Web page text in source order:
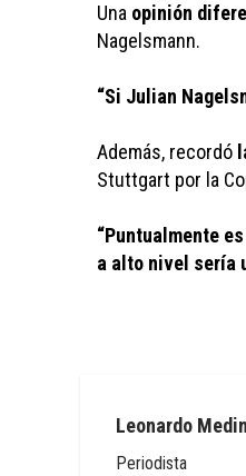
Una opinión
Nagelsmann.
“Si Julian
Además, recordó
Stuttgart por la
“Puntualmente
a alto nivel sería
Leonardo
Periodista